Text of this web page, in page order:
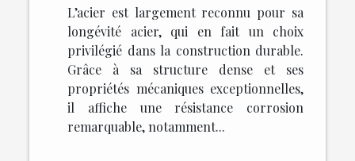
L’acier est largement reconnu pour sa
longévité acier, qui en fait un choix
privilégié dans la construction durable.
Grâce à sa structure dense et ses
propriétés mécaniques exceptionnelles,
il affiche une résistance corrosion
remarquable, notamment...